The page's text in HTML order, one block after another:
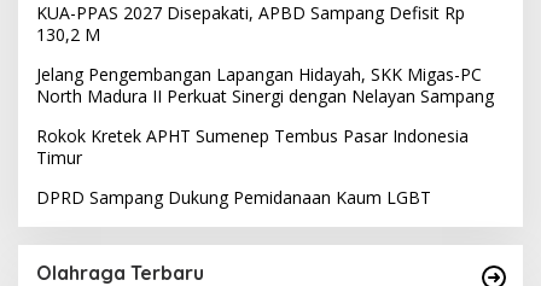
KUA-PPAS 2027 Disepakati, APBD Sampang Defisit Rp
130,2 M
Jelang Pengembangan Lapangan Hidayah, SKK Migas-PC
North Madura II Perkuat Sinergi dengan Nelayan Sampang
Rokok Kretek APHT Sumenep Tembus Pasar Indonesia
Timur
DPRD Sampang Dukung Pemidanaan Kaum LGBT
Olahraga Terbaru